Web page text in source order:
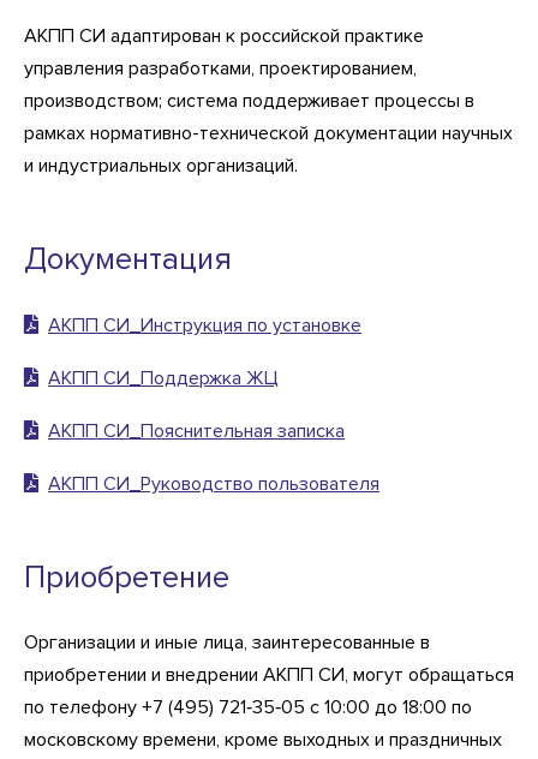
АКПП СИ адаптирован к российской практике
управления разработками, проектированием,
производством; система поддерживает процессы в
рамках нормативно-технической документации научных
и индустриальных организаций.
Документация
АКПП СИ_Инструкция по установке
АКПП СИ_Поддержка ЖЦ
АКПП СИ_Пояснительная записка
АКПП СИ_Руководство пользователя
Приобретение
Организации и иные лица, заинтересованные в
приобретении и внедрении АКПП СИ, могут обращаться
по телефону +7 (495) 721‐35‐05 с 10:00 до 18:00 по
московскому времени, кроме выходных и праздничных